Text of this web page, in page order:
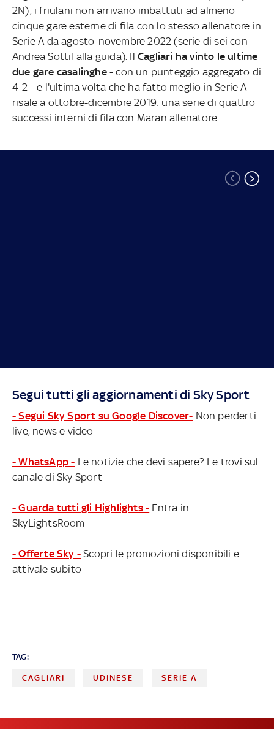
2N); i friulani non arrivano imbattuti ad almeno
cinque gare esterne di fila con lo stesso allenatore in
Serie A da agosto-novembre 2022 (serie di sei con
Andrea Sottil alla guida). Il Cagliari ha vinto le ultime
due gare casalinghe- con un punteggio aggregato di
4-2 - e l'ultima volta che ha fatto meglio in Serie A
risale a ottobre-dicembre 2019: una serie di quattro
successi interni di fila con Maran allenatore.
Segui tutti gli aggiornamenti di Sky Sport
- Segui Sky Sport su Google Discover- Non perderti
live, news e video
- WhatsApp - Le notizie che devi sapere? Le trovi sul
canale di Sky Sport
- Guarda tutti gli Highlights - Entra in
SkyLightsRoom
- Offerte Sky - Scopri le promozioni disponibili e
attivale subito
TAG:
CAGLIARI UDINESE SERIE A